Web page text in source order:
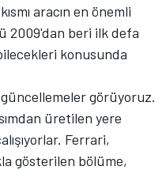
aracın en önemli
2009'dan beri ilk defa
konusunda
güncellemeler görüyoruz.
üretilen yere
Ferrari,
gösterilen bölüme,